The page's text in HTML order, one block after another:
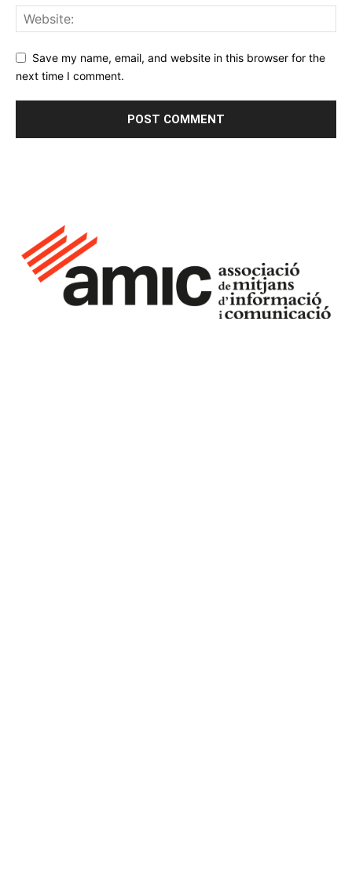
Save my name, email, and website in this browser for the
next time I comment.